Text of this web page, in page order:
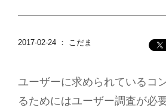
2017-02-24 ： こだま
ユーザーに求められているコ
るためにはユーザー調査が必